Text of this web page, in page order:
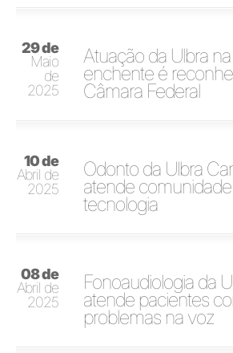
29 de
Maio
de
2025
Atuação da Ulbra na
enchente é
Câmara Federal
10 de
Abril de
2025
Odonto da Ulbra
atende
tecnologia
08 de
Abril de
2025
Fonoaudiologia da
atende pacientes
problemas na voz